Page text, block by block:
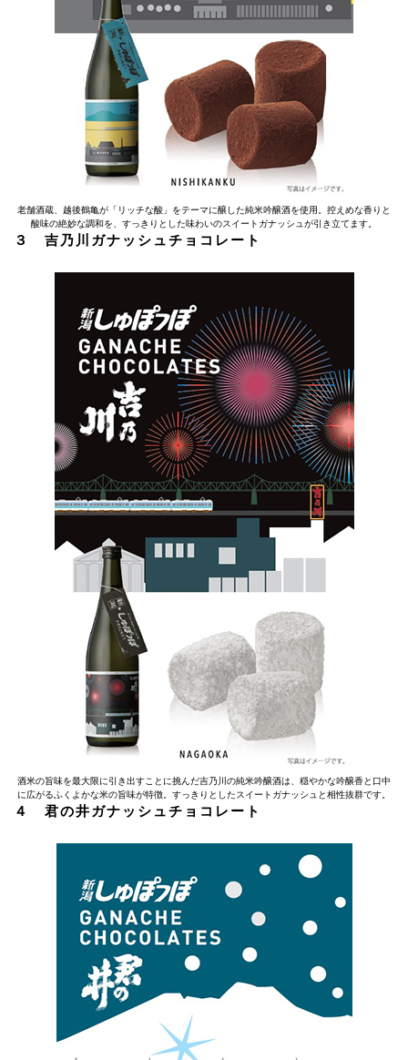
老舗酒蔵、越後鶴亀が「リッチな酸」をテーマに醸した純米吟醸酒を使用。控えめな香りと
酸味の絶妙な調和を、すっきりとした味わいのスイートガナッシュが引き立てます。
３ 吉乃川ガナッシュチョコレート
酒米の旨味を最大限に引き出すことに挑んだ吉乃川の純米吟醸酒は、穏やかな吟醸香と口中
に広がるふくよかな米の旨味が特徴。すっきりとしたスイートガナッシュと相性抜群です。
４ 君の井ガナッシュチョコレート